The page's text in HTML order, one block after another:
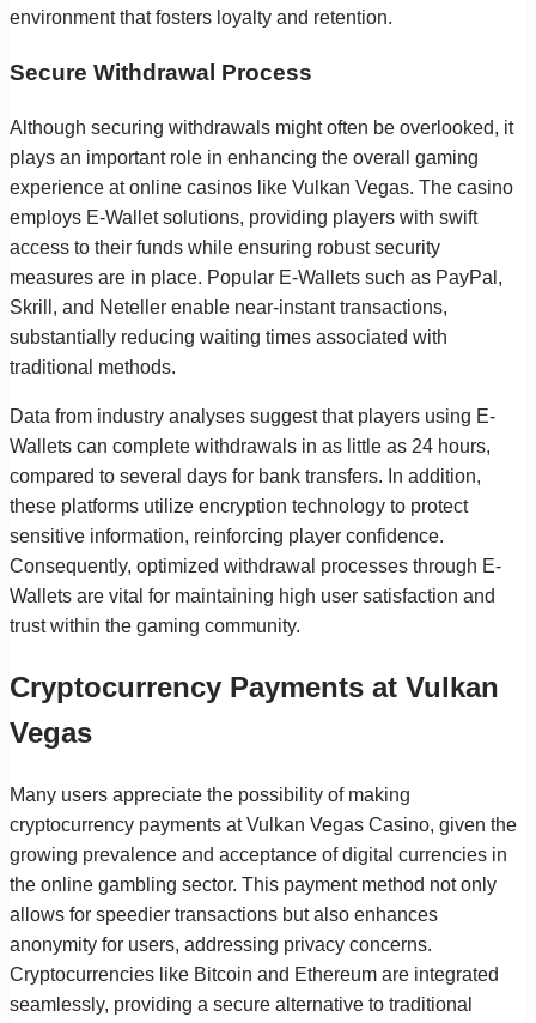
environment that fosters loyalty and retention.
Secure Withdrawal Process
Although securing withdrawals might often be overlooked, it
plays an important role in enhancing the overall gaming
experience at online casinos like Vulkan Vegas. The casino
employs E-Wallet solutions, providing players with swift
access to their funds while ensuring robust security
measures are in place. Popular E-Wallets such as PayPal,
Skrill, and Neteller enable near-instant transactions,
substantially reducing waiting times associated with
traditional methods.
Data from industry analyses suggest that players using E-
Wallets can complete withdrawals in as little as 24 hours,
compared to several days for bank transfers. In addition,
these platforms utilize encryption technology to protect
sensitive information, reinforcing player confidence.
Consequently, optimized withdrawal processes through E-
Wallets are vital for maintaining high user satisfaction and
trust within the gaming community.
Cryptocurrency Payments at Vulkan
Vegas
Many users appreciate the possibility of making
cryptocurrency payments at Vulkan Vegas Casino, given the
growing prevalence and acceptance of digital currencies in
the online gambling sector. This payment method not only
allows for speedier transactions but also enhances
anonymity for users, addressing privacy concerns.
Cryptocurrencies like Bitcoin and Ethereum are integrated
seamlessly, providing a secure alternative to traditional